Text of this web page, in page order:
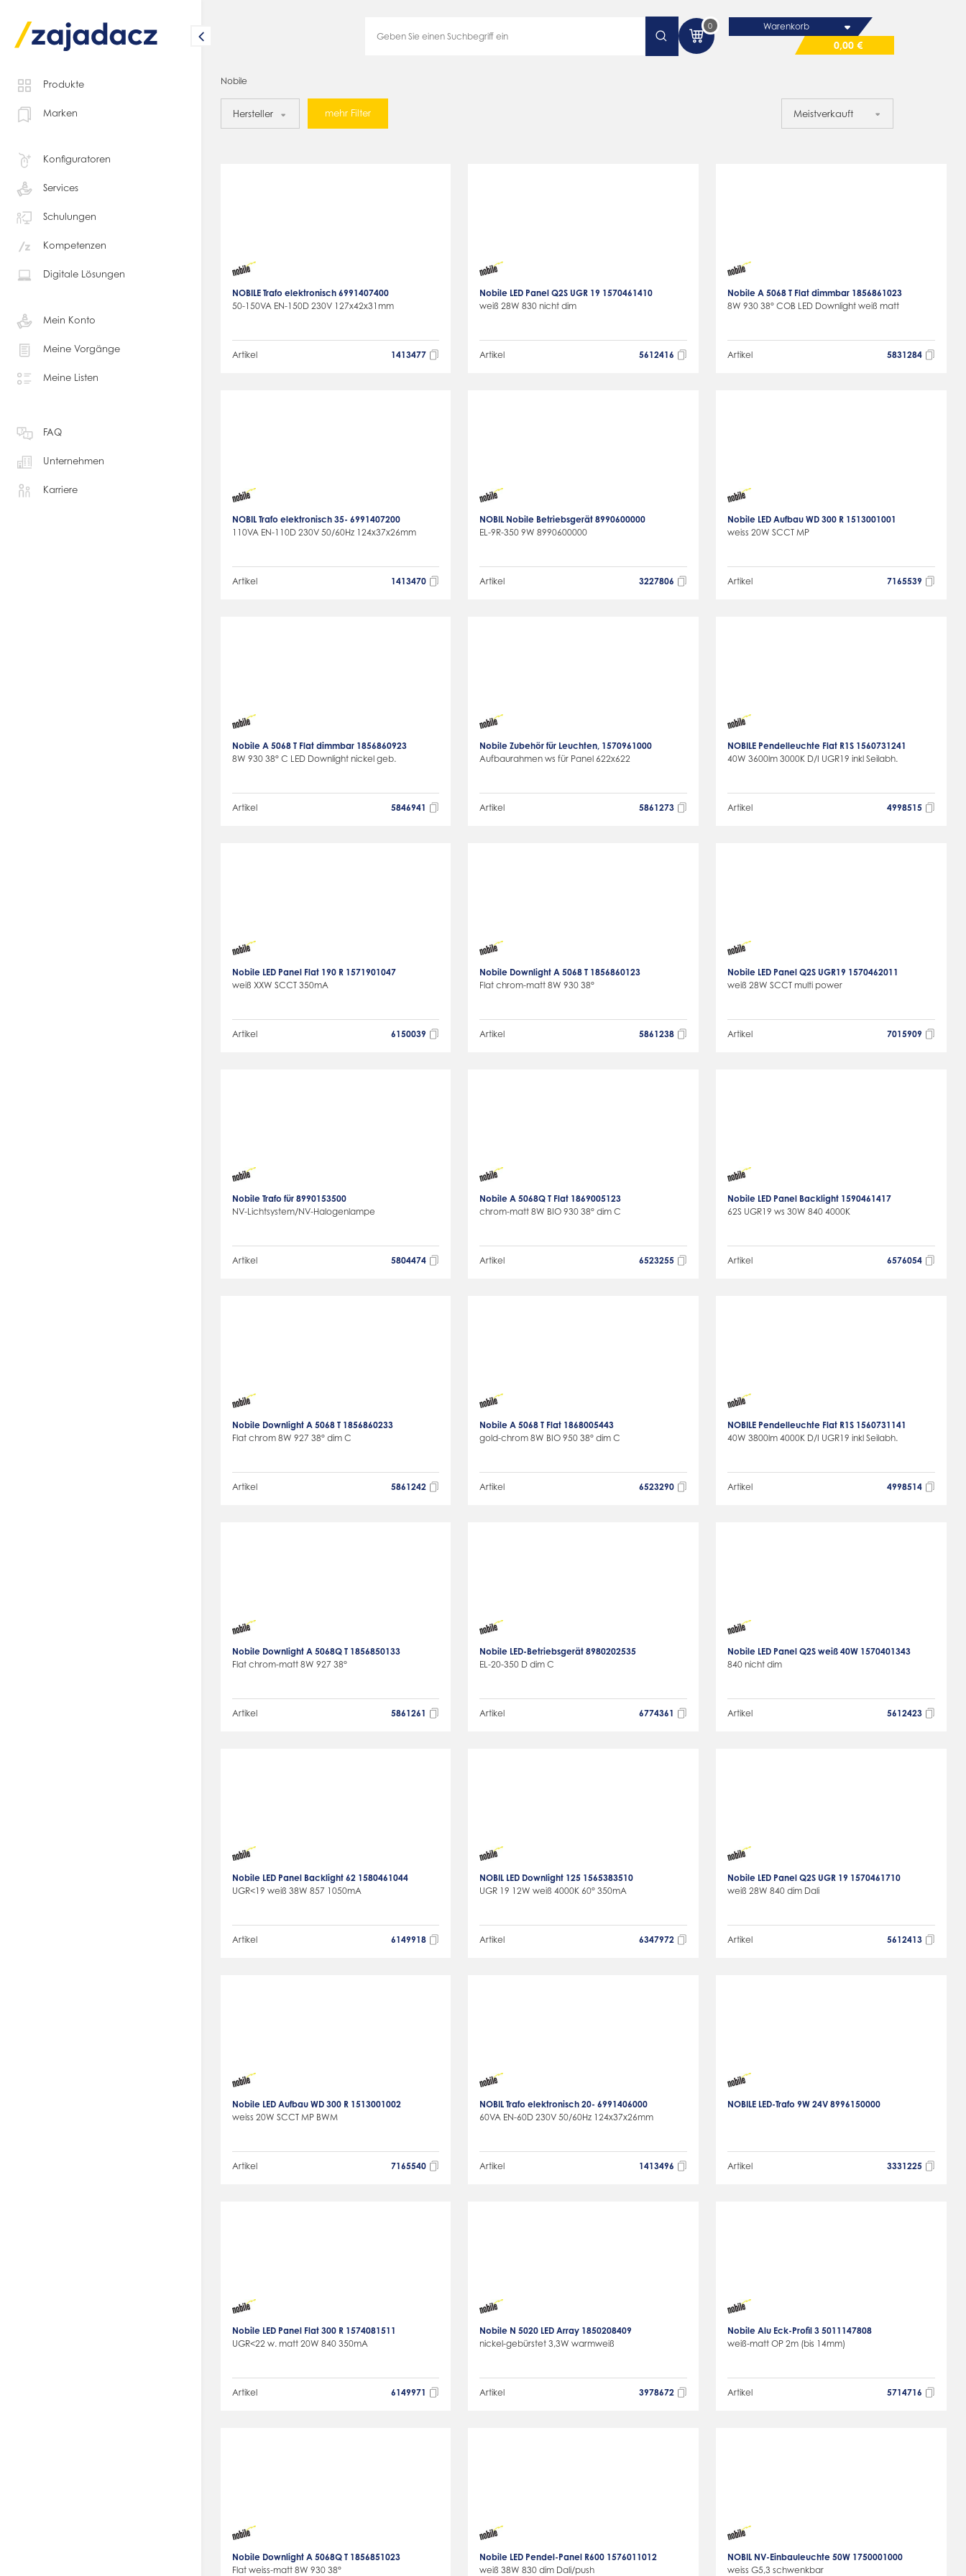
0 Warenkorb
0,00 €
Produkte
Marken
Konfiguratoren
Services
Schulungen
Kompetenzen
Digitale Lösungen
Mein Konto
Meine Vorgänge
Meine Listen
FAQ
Unternehmen
Karriere
Nobile
Hersteller mehr Filter
NOBILE Trafo elektronisch 6991407400
50-150VA EN-150D 230V 127x42x31mm
Artikel 1413477
Nobile LED Panel Q2S UGR 19 1570461410
weiß 28W 830 nicht dim
Artikel 5612416
Nobile A 5068 T Flat dimmbar 1856861023
8W 930 38° COB LED Downlight weiß matt
Artikel 5831284
NOBIL Trafo elektronisch 35- 6991407200
110VA EN-110D 230V 50/60Hz 124x37x26mm
Artikel 1413470
NOBIL Nobile Betriebsgerät 8990600000
EL-9R-350 9W 8990600000
Artikel 3227806
Nobile LED Aufbau WD 300 R 1513001001
weiss 20W SCCT MP
Artikel 7165539
Nobile A 5068 T Flat dimmbar 1856860923
8W 930 38° C LED Downlight nickel geb.
Artikel 5846941
Nobile Zubehör für Leuchten, 1570961000
Aufbaurahmen ws für Panel 622x622
Artikel 5861273
NOBILE Pendelleuchte Flat R1S 1560731241
40W 3600lm 3000K D/I UGR19 inkl Seilabh.
Artikel 4998515
Nobile LED Panel Flat 190 R 1571901047
weiß XXW SCCT 350mA
Artikel 6150039
Nobile Downlight A 5068 T 1856860123
Flat chrom-matt 8W 930 38°
Artikel 5861238
Nobile LED Panel Q2S UGR19 1570462011
weiß 28W SCCT multi power
Artikel 7015909
Nobile Trafo für 8990153500
NV-Lichtsystem/NV-Halogenlampe
Artikel 5804474
Nobile A 5068Q T Flat 1869005123
chrom-matt 8W BIO 930 38° dim C
Artikel 6523255
Nobile LED Panel Backlight 1590461417
62S UGR19 ws 30W 840 4000K
Artikel 6576054
Nobile Downlight A 5068 T 1856860233
Flat chrom 8W 927 38° dim C
Artikel 5861242
Nobile A 5068 T Flat 1868005443
gold-chrom 8W BIO 950 38° dim C
Artikel 6523290
NOBILE Pendelleuchte Flat R1S 1560731141
40W 3800lm 4000K D/I UGR19 inkl Seilabh.
Artikel 4998514
Nobile Downlight A 5068Q T 1856850133
Flat chrom-matt 8W 927 38°
Artikel 5861261
Nobile LED-Betriebsgerät 8980202535
EL-20-350 D dim C
Artikel 6774361
Nobile LED Panel Q2S weiß 40W 1570401343
840 nicht dim
Artikel 5612423
Nobile LED Panel Backlight 62 1580461044
UGR<19 weiß 38W 857 1050mA
Artikel 6149918
NOBIL LED Downlight 125 1565383510
UGR 19 12W weiß 4000K 60° 350mA
Artikel 6347972
Nobile LED Panel Q2S UGR 19 1570461710
weiß 28W 840 dim Dali
Artikel 5612413
Nobile LED Aufbau WD 300 R 1513001002
weiss 20W SCCT MP BWM
Artikel 7165540
NOBIL Trafo elektronisch 20- 6991406000
60VA EN-60D 230V 50/60Hz 124x37x26mm
Artikel 1413496
NOBILE LED-Trafo 9W 24V 8996150000
Artikel 3331225
Nobile LED Panel Flat 300 R 1574081511
UGR<22 w. matt 20W 840 350mA
Artikel 6149971
Nobile N 5020 LED Array 1850208409
nickel-gebürstet 3,3W warmweiß
Artikel 3978672
Nobile Alu Eck-Profil 3 5011147808
weiß-matt OP 2m (bis 14mm)
Artikel 5714716
Nobile Downlight A 5068Q T 1856851023
Flat weiss-matt 8W 930 38°
Nobile LED Pendel-Panel R600 1576011012
weiß 38W 830 dim Dali/push
NOBIL NV-Einbauleuchte 50W 1750001000
weiss G5,3 schwenkbar